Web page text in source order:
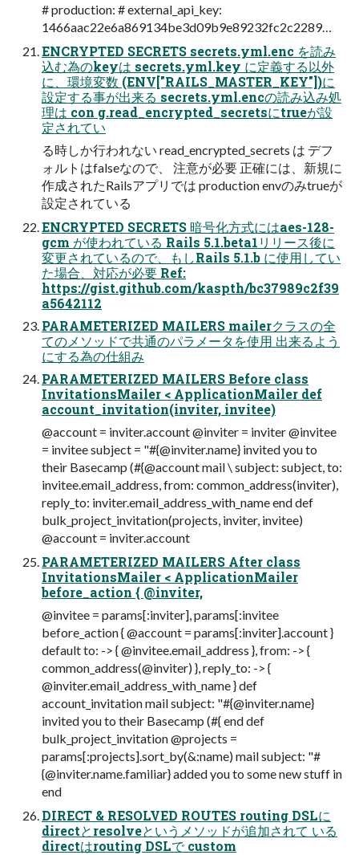
# production: # external_api_key:
1466aac22e6a869134be3d09b9e89232fc2c2289…
ENCRYPTED SECRETS secrets.yml.enc を読み
込む為のkeyは secrets.yml.key に定義する以外
に、環境変数 (ENV["RAILS_MASTER_KEY"])に
設定する事が出来る secrets.yml.encの読み込み処
理は con g.read_encrypted_secretsにtrueが設
定されてい
る時しか行われない read_encrypted_secrets は デフ
ォルトはfalseなので、 注意が必要 正確には、新規に
作成されたRailsアプリでは production envのみtrueが
設定されている
ENCRYPTED SECRETS 暗号化方式にはaes-128-
gcm が使われている Rails 5.1.beta1リリース後に
変更されているので、もしRails 5.1.b に使用してい
た場合、対応が必要 Ref:
https://gist.github.com/kaspth/bc37989c2f39
a5642112
PARAMETERIZED MAILERS mailerクラスの全
てのメソッドで共通のパラメータを使用 出来るよう
にする為の仕組み
PARAMETERIZED MAILERS Before class
InvitationsMailer < ApplicationMailer def
account_invitation(inviter, invitee)
@account = inviter.account @inviter = inviter @invitee
= invitee subject = "#{@inviter.name} invited you to
their Basecamp (#{@account mail \ subject: subject, to:
invitee.email_address, from: common_address(inviter),
reply_to: inviter.email_address_with_name end def
bulk_project_invitation(projects, inviter, invitee)
@account = inviter.account
PARAMETERIZED MAILERS After class
InvitationsMailer < ApplicationMailer
before_action { @inviter,
@invitee = params[:inviter], params[:invitee
before_action { @account = params[:inviter].account }
default to: -> { @invitee.email_address }, from: -> {
common_address(@inviter) }, reply_to: -> {
@inviter.email_address_with_name } def
account_invitation mail subject: "#{@inviter.name}
invited you to their Basecamp (#{ end def
bulk_project_invitation @projects =
params[:projects].sort_by(&:name) mail subject: "#
{@inviter.name.familiar} added you to some new stuff in
end
DIRECT & RESOLVED ROUTES routing DSLに
directとresolveというメソッドが追加されて いる
directはrouting DSLで custom